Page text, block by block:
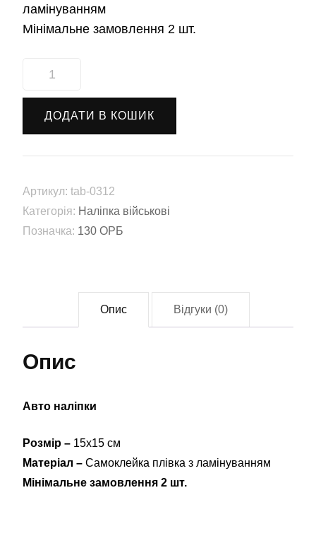
ламінуванням
Мінімальне замовлення 2 шт.
Наліпка
(130
ОРБ)
(tab-
ДОДАТИ В КОШИК
Артикул: tab-0312
Категорія: Наліпка військові
Позначка: 130 ОРБ
Опис Відгуки (0)
Опис
Авто наліпки
Розмір – 15х15 см
Матеріал – Самоклейка плівка з ламінуванням
Мінімальне замовлення 2 шт.